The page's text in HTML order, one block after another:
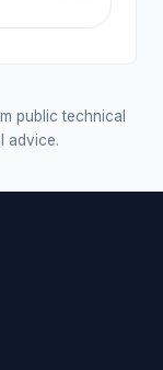
public technical
advice.